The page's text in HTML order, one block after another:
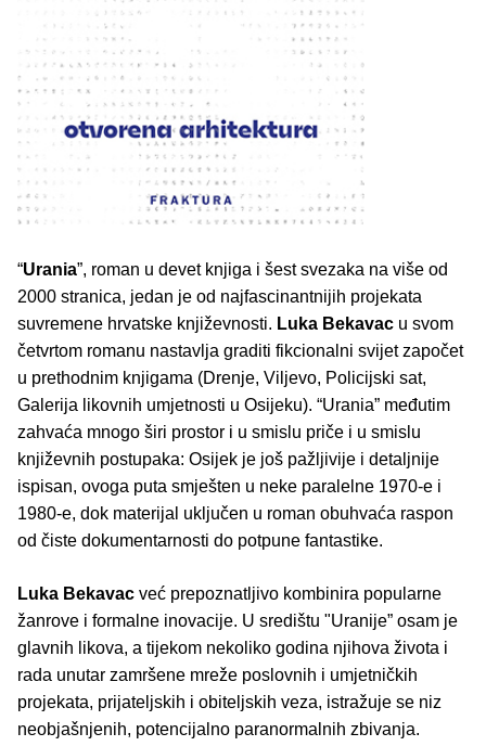
“Urania”, roman u devet knjiga i šest svezaka na više od
2000 stranica, jedan je od najfascinantnijih projekata
suvremene hrvatske književnosti. Luka Bekavac u svom
četvrtom romanu nastavlja graditi fikcionalni svijet započet
u prethodnim knjigama (Drenje, Viljevo, Policijski sat,
Galerija likovnih umjetnosti u Osijeku). “Urania” međutim
zahvaća mnogo širi prostor i u smislu priče i u smislu
književnih postupaka: Osijek je još pažljivije i detaljnije
ispisan, ovoga puta smješten u neke paralelne 1970-e i
1980-e, dok materijal uključen u roman obuhvaća raspon
od čiste dokumentarnosti do potpune fantastike.
Luka Bekavac već prepoznatljivo kombinira popularne
žanrove i formalne inovacije. U središtu "Uranije” osam je
glavnih likova, a tijekom nekoliko godina njihova života i
rada unutar zamršene mreže poslovnih i umjetničkih
projekata, prijateljskih i obiteljskih veza, istražuje se niz
neobjašnjenih, potencijalno paranormalnih zbivanja.